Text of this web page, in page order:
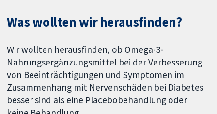
Was wollten wir herausfinden?
Wir wollten herausfinden, ob Omega-3-
Nahrungsergänzungsmittel bei der Verbesserung
von Beeinträchtigungen und Symptomen im
Zusammenhang mit Nervenschäden bei Diabetes
besser sind als eine Placebobehandlung oder